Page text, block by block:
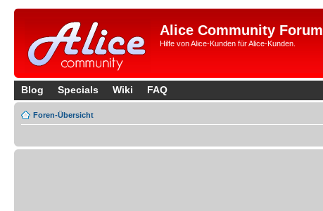
Alice Community Forum
Hilfe von Alice-Kunden für Alice-Kunden.
Blog Specials Wiki FAQ
Foren-Übersicht